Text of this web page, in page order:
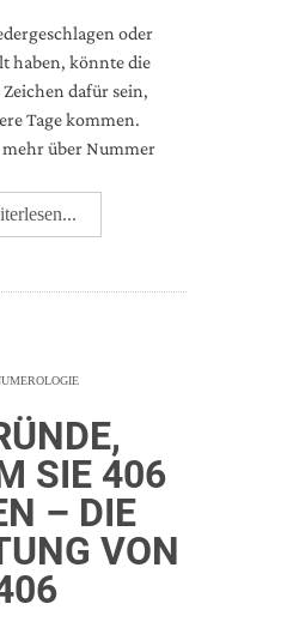
oder
haben, könnte die
dafür sein,
Tage kommen.
über Nummer
SIE 406
– DIE
VON